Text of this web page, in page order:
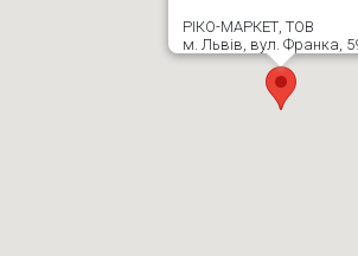
РІКО-МАРКЕТ, ТОВ
м. Львів, вул. Франка,